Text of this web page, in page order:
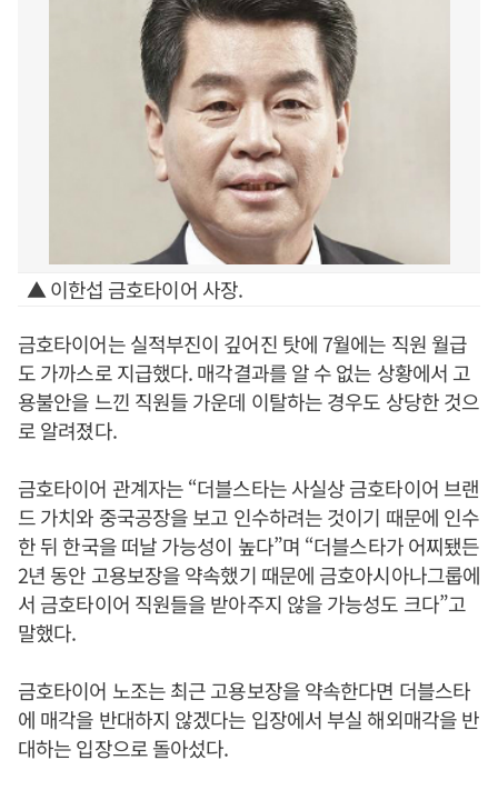
▲ 이한섭 금호타이어 사장.
금호타이어는 실적부진이 깊어진 탓에 7월에는 직원 월급
도 가까스로 지급했다. 매각결과를 알 수 없는 상황에서 고
용불안을 느낀 직원들 가운데 이탈하는 경우도 상당한 것으
로 알려졌다.
금호타이어 관계자는 “더블스타는 사실상 금호타이어 브랜
드 가치와 중국공장을 보고 인수하려는 것이기 때문에 인수
한 뒤 한국을 떠날 가능성이 높다”며 “더블스타가 어찌됐든
2년 동안 고용보장을 약속했기 때문에 금호아시아나그룹에
서 금호타이어 직원들을 받아주지 않을 가능성도 크다”고
말했다.
금호타이어 노조는 최근 고용보장을 약속한다면 더블스타
에 매각을 반대하지 않겠다는 입장에서 부실 해외매각을 반
대하는 입장으로 돌아섰다.